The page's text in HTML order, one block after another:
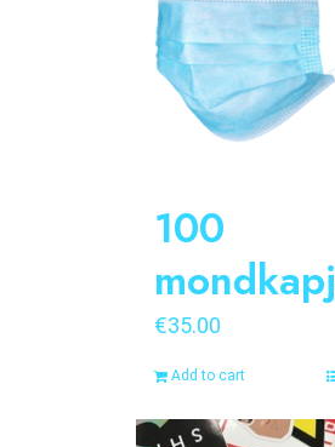
100
€35.00
Add to cart